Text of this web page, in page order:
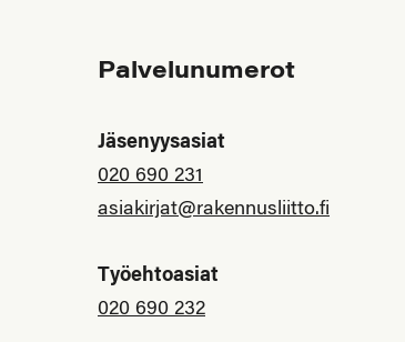
Palvelunumerot
Jäsenyysasiat
020 690 231
asiakirjat@rakennusliitto.fi
Työehtoasiat
020 690 232